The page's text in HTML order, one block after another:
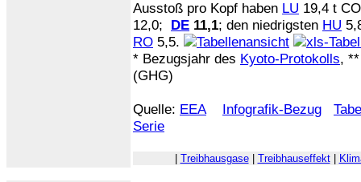
Ausstoß pro Kopf haben LU 19,4 t
12,0; DE 11,1; den niedrigsten HU
RO 5,5.
* Bezugsjahr des Kyoto-Protokolls,
(GHG)
Quelle: EEA Infografik-Bezug
Serie
Treibhausgase| Treibhauseffekt|